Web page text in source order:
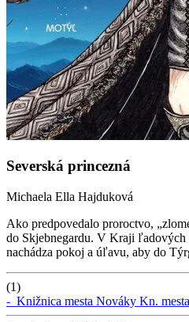
Severská princezná
Michaela Ella Hajduková
Ako predpovedalo proroctvo,
do Skjebnegardu. V Kraji ľadových
nachádza pokoj a úľavu, aby do
(1)
- Knižnica mesta Nováky Kn.